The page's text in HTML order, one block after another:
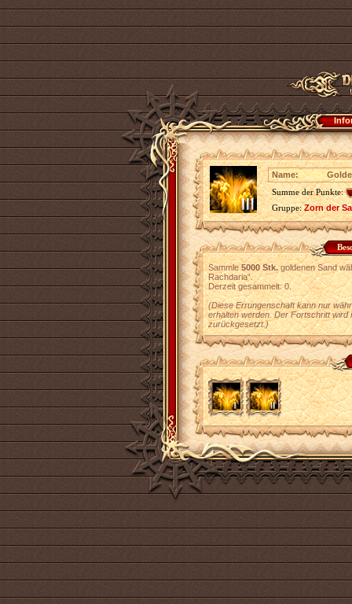
Name:
Summe der Punkte:
Gruppe:Zorn der
Sammle5000 Stk.goldenen Sand
Rachdaria“.
Derzeit gesammelt: 0.
(Diese Errungenschaft kann nur
erhalten werden. Der Fortschritt wird
zurückgesetzt.)